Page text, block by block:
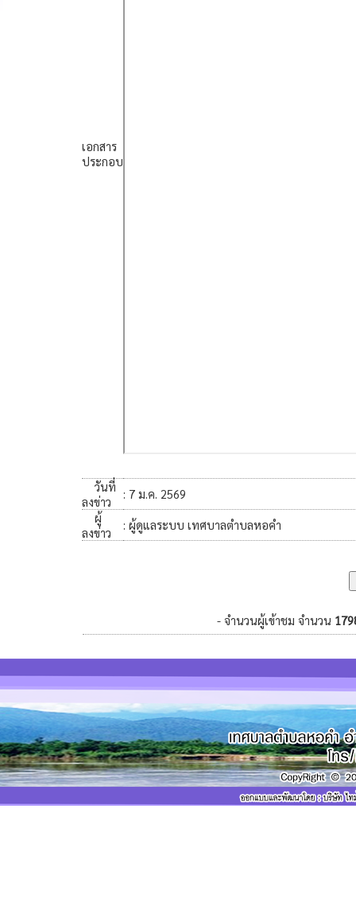
เอกสาร
ประกอบ
วันที่
ลงข่าว
: 7 ม.ค. 2569
ผู้
ลงข่าว
: ผู้ดูแลระบบ เทศบาลตำบลหอคำ
- จำนวนผู้เข้าชม จำนวน